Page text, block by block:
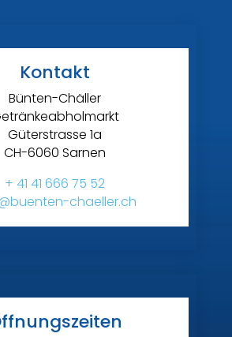
Kontakt
Bünten-Chäller
Güterstrasse 1a
CH-6060 Sarnen
+ 41 41 666 75 52
chaeller.ch